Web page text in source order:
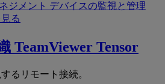
ジメント デバイスの監視と管理
る
TeamViewer Tensor
るリモート接続。